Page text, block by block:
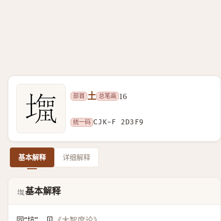
部首 土 总笔画 16
统一码 CJK-F 2D3F9
基本解释 详细解释
𭏹基本解释